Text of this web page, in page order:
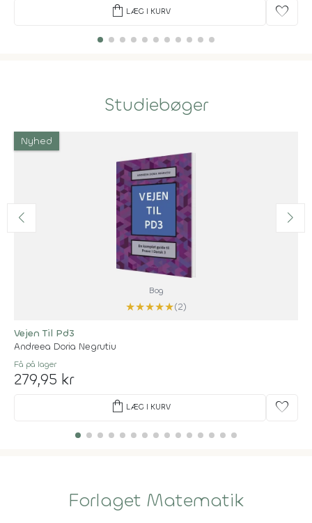
shopping_bag LÆG I KURV favorite
Studiebøger
Nyhed
Bog
★★★★★(2)
Vejen Til Pd3
Andreea Doria Negrutiu
Få på lager
279,95 kr
shopping_bag LÆG I KURV favorite
Forlaget Matematik